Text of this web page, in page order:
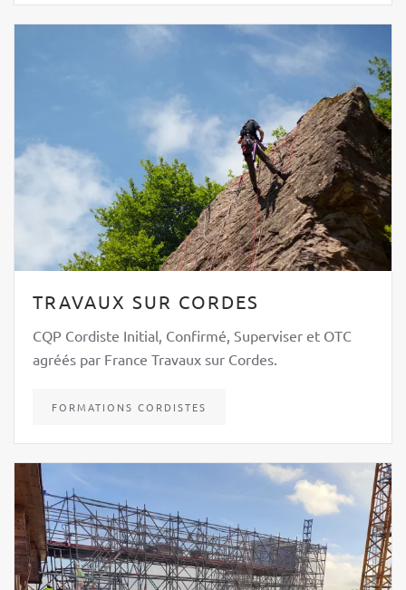
TRAVAUX SUR CORDES
CQP Cordiste Initial, Confirmé, Superviser et OTC
agréés par France Travaux sur Cordes.
FORMATIONS CORDISTES